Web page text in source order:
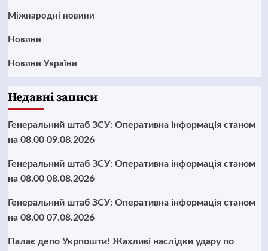
Міжнародні новини
Новини
Новини України
Недавні записи
Генеральний штаб ЗСУ: Оперативна інформація станом
на 08.00 09.08.2026
Генеральний штаб ЗСУ: Оперативна інформація станом
на 08.00 08.08.2026
Генеральний штаб ЗСУ: Оперативна інформація станом
на 08.00 07.08.2026
Палає депо Укрпошти! Жахливі наслідки удару по